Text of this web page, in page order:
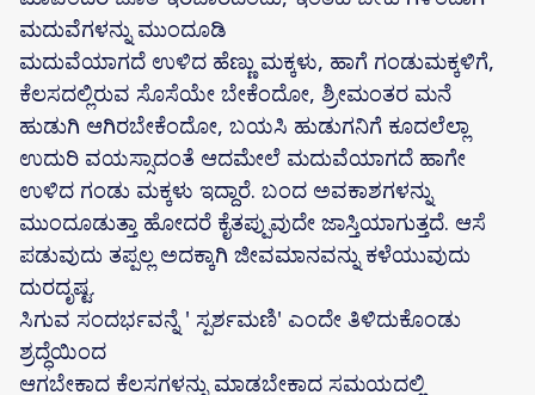
ಮದುವೆಗಳನ್ನು ಮುಂದೂಡಿ
ಮದುವೆಯಾಗದೆ ಉಳಿದ ಹೆಣ್ಣು ಮಕ್ಕಳು, ಹಾಗೆ ಗಂಡುಮಕ್ಕಳಿಗೆ,
ಕೆಲಸದಲ್ಲಿರುವ ಸೊಸೆಯೇ ಬೇಕೆಂದೋ, ಶ್ರೀಮಂತರ ಮನೆ
ಹುಡುಗಿ ಆಗಿರಬೇಕೆಂದೋ, ಬಯಸಿ ಹುಡುಗನಿಗೆ ಕೂದಲೆಲ್ಲಾ
ಉದುರಿ ವಯಸ್ಸಾದಂತೆ ಆದಮೇಲೆ ಮದುವೆಯಾಗದೆ ಹಾಗೇ
ಉಳಿದ ಗಂಡು ಮಕ್ಕಳು ಇದ್ದಾರೆ. ಬಂದ ಅವಕಾಶಗಳನ್ನು
ಮುಂದೂಡುತ್ತಾ ಹೋದರೆ ಕೈತಪ್ಪುವುದೇ ಜಾಸ್ತಿಯಾಗುತ್ತದೆ. ಆಸೆ
ಪಡುವುದು ತಪ್ಪಲ್ಲ ಅದಕ್ಕಾಗಿ ಜೀವಮಾನವನ್ನು ಕಳೆಯುವುದು
ದುರದೃಷ್ಟ.
ಸಿಗುವ ಸಂದರ್ಭವನ್ನೆ ' ಸ್ಪರ್ಶಮಣಿ' ಎಂದೇ ತಿಳಿದುಕೊಂಡು
ಶ್ರದ್ಧೆಯಿಂದ
ಆಗಬೇಕಾದ ಕೆಲಸಗಳನ್ನು ಮಾಡಬೇಕಾದ ಸಮಯದಲ್ಲಿ